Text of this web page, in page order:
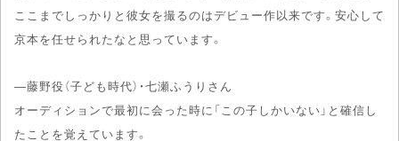
ここまでしっかりと彼女を撮るのはデビュー作以来です。安心して
京本を任せられたなと思っています。
―藤野役（子ども時代）・七瀬ふうりさん
オーディションで最初に会った時に「この子しかいない」と確信し
たことを覚えています。